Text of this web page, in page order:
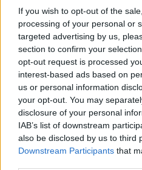
If you wish to opt-out of the
processing of your personal or
targeted advertising by us,
section to confirm your
opt-out request is processed
interest-based ads based on
us or personal information
your opt-out. You may
disclosure of your personal
IAB’s list of downstream
also be disclosed by us to third
Downstream Participants that
All Broken 29 : «Quasi sempre
Sicuramente i nostri genitori ci
pareri, ma sopratutto ci sono altre
molto e che a volte ci aiutano con
abbiamo tanti amici che tifano per
difficile arrivare fin qui... grazie a
qualche piccolo sogno... ma
percorso!».
The Cat on the Bridge: «Per
artistica, lavoriamo per conto
sviluppiamo tutti insieme, ognuno
Vogliamo comunque ringraziare
che lavora nel “backstage”: è lui